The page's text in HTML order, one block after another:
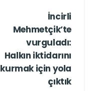
İncirli
Mehmetçik’te
vurguladı:
Halkın iktidarını
kurmak için yola
çıktık